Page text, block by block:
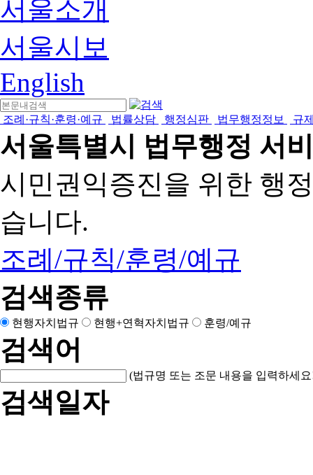
서울소개
서울시보
English
조례·규칙·훈령·예규 법률상담 행정심판 법무행정정보 규
서울특별시 법무행정 서
시민권익증진을 위한 행
습니다.
조례/규칙/훈령/예규
검색종류
현행자치법규 현행+연혁자치법규 훈령/예규
검색어
(법규명 또는 조문 내용을 입력하세
검색일자